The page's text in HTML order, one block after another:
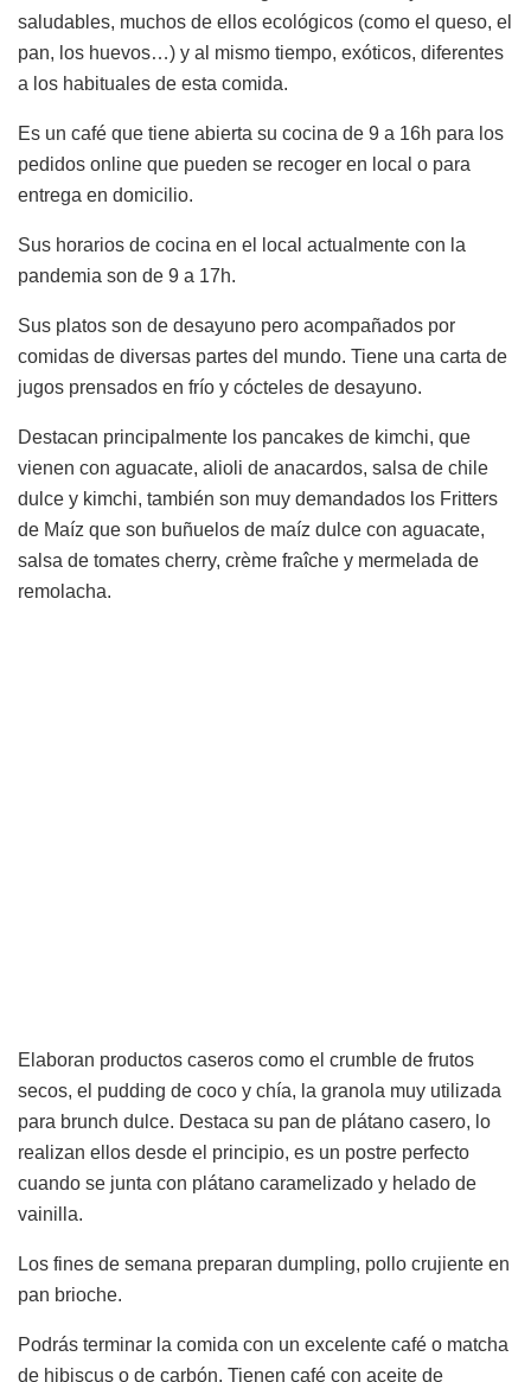
saludables, muchos de ellos ecológicos (como el queso, el
pan, los huevos…) y al mismo tiempo, exóticos, diferentes
a los habituales de esta comida.
Es un café que tiene abierta su cocina de 9 a 16h para los
pedidos online que pueden se recoger en local o para
entrega en domicilio.
Sus horarios de cocina en el local actualmente con la
pandemia son de 9 a 17h.
Sus platos son de desayuno pero acompañados por
comidas de diversas partes del mundo. Tiene una carta de
jugos prensados en frío y cócteles de desayuno.
Destacan principalmente los pancakes de kimchi, que
vienen con aguacate, alioli de anacardos, salsa de chile
dulce y kimchi, también son muy demandados los Fritters
de Maíz que son buñuelos de maíz dulce con aguacate,
salsa de tomates cherry, crème fraîche y mermelada de
remolacha.
Elaboran productos caseros como el crumble de frutos
secos, el pudding de coco y chía, la granola muy utilizada
para brunch dulce. Destaca su pan de plátano casero, lo
realizan ellos desde el principio, es un postre perfecto
cuando se junta con plátano caramelizado y helado de
vainilla.
Los fines de semana preparan dumpling, pollo crujiente en
pan brioche.
Podrás terminar la comida con un excelente café o matcha
de hibiscus o de carbón. Tienen café con aceite de